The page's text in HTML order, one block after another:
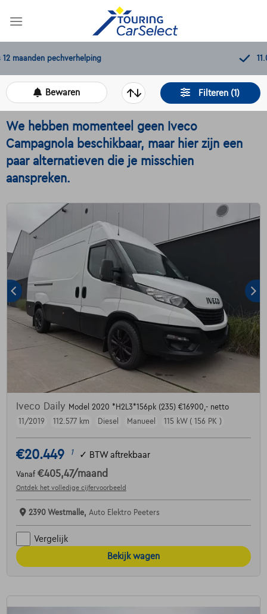
11.000+
Filteren (1)
Bewaren
We hebben momenteel geen Iveco
Campagnola beschikbaar, maar hier zijn een
paar alternatieven die je misschien
aanspreken.
Iveco Daily Model 2020 *H2L3*156pk (235) €16900,- netto
11/2019
112.577 km Diesel Manueel 115 kW ( 156 PK )
€20.449 1 ✓ BTW aftrekbaar
Vanaf €405,47/maand
Ontdek het volledige cijfervoorbeeld
2390 Westmalle, Auto Elektro Peeters
Vergelijk
Bekijk wagen